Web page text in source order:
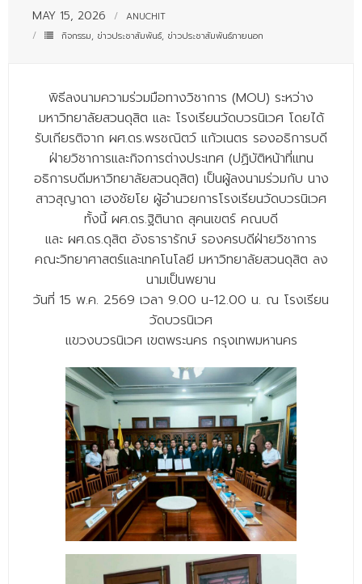
- วิทยาศาสตรบัณฑิต
- - วิทยาศาสตร์เครื่องสำอาง
- - อาชีวอนามัยและความปลอดภัย
- - อนามัยสิ่งแวดล้อมและสาธารณภัย
- - วิทยาศาสตร์การแพทย์
- - ความมั่นคงปลอดภัยไซเบอร์
- - อุตสาหกรรมชีวภาพเพื่อธุรกิจ
- ศึกษาศาสตรบัณฑิต
- - เทคโนโลยีสารสนเทศ
ศูนย์บริการ
- ศูนย์เครื่องมือปฏิบัติการวิทยาศาสตร์
- ศูนย์สิ่งแวดล้อม
- ศูนย์ปัญญาประดิษฐ์เพื่อการศึกษา
สหกิจศึกษา
MAY 15, 2026
ANUCHIT
กิจกรรม, ข่าวประชาสัมพันธ์, ข่าวประชาสัมพันธ์ภายนอก
พิธีลงนามความร่วมมือทางวิชาการ (MOU) ระหว่าง
มหาวิทยาลัยสวนดุสิต และ โรงเรียนวัดบวรนิเวศ โดยได้
รับเกียรติจาก ผศ.ดร.พรชณิตว์ แก้วเนตร รองอธิการบดี
ฝ่ายวิชาการและกิจการต่างประเทศ (ปฏิบัติหน้าที่แทน
อธิการบดีมหาวิทยาลัยสวนดุสิต) เป็นผู้ลงนามร่วมกับ นาง
สาวสุญาดา เฮงชัยโย ผู้อำนวยการโรงเรียนวัดบวรนิเวศ
ทั้งนี้ ผศ.ดร.ฐิตินาถ สุคนเขตร์ คณบดี
และ ผศ.ดร.ดุสิต อังธารารักษ์ รองครบดีฝ่ายวิชาการ
คณะวิทยาศาสตร์และเทคโนโลยี มหาวิทยาลัยสวนดุสิต ลง
นามเป็นพยาน
วันที่ 15 พ.ค. 2569 เวลา 9.00 น-12.00 น. ณ โรงเรียน
วัดบวรนิเวศ
แขวงบวรนิเวศ เขตพระนคร กรุงเทพมหานคร